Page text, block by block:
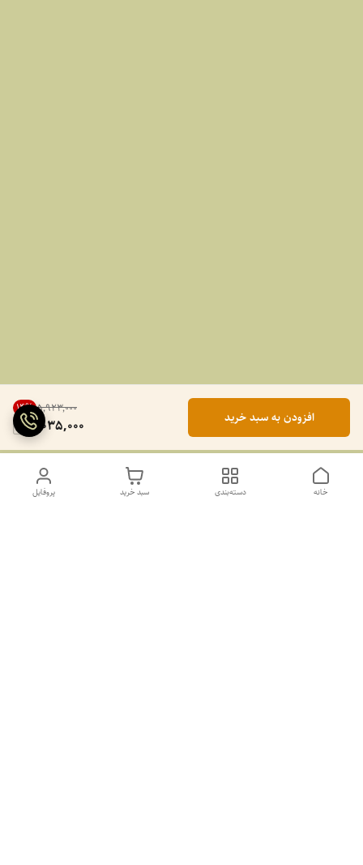
۵٬۹۲۳٬۰۰۰ 14%
5,035,000 افزودن به سبد خرید
پروفایل سبد خرید دسته‌بندی خانه